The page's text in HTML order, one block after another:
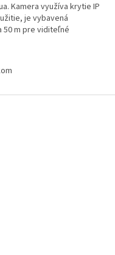
Kamera využíva krytie IP
je vybavená
50 m pre viditeľné
prvky výpisu